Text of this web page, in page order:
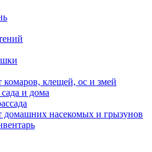
комаров, клещей, ос и змей
и дома
домашних насекомых и грызунов